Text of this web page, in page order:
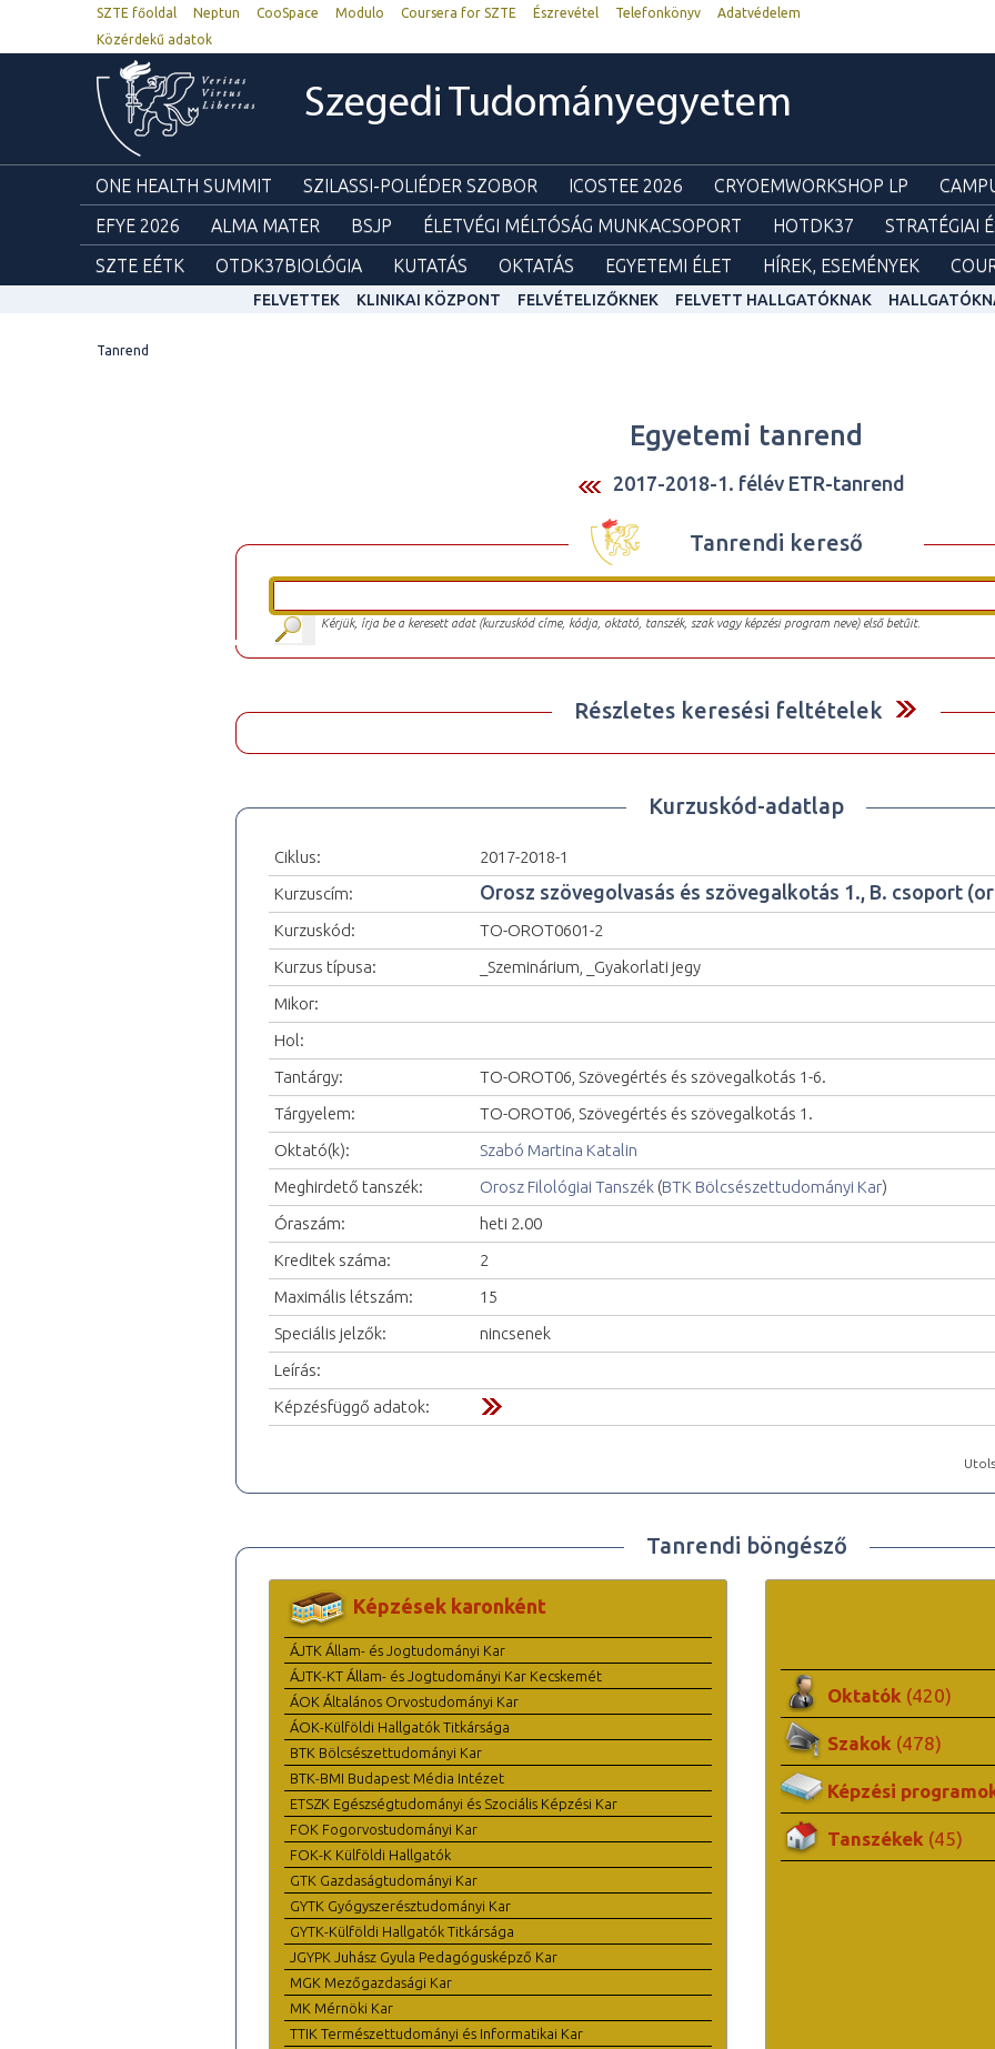
SZTE főoldal Neptun CooSpace Modulo Coursera for SZTE Észrevétel Telefonkönyv
Adatvédelem
Közérdekű adatok
Szegedi Tudományegyetem
ONE HEALTH SUMMIT SZILASSI-POLIÉDER SZOBOR ICOSTEE 2026 CRYOEMWORKSHOP LP
EFYE 2026
ALMA MATER BSJP ÉLETVÉGI MÉLTÓSÁG MUNKACSOPORT HOTDK37 STRATÉGIAI
SZTE EÉTK
OTDK37BIOLÓGIA KUTATÁS OKTATÁS EGYETEMI ÉLET HÍREK, ESEMÉNYEK
FELVETTEK KLINIKAI KÖZPONT FELVÉTELIZŐKNEK FELVETT HALLGATÓKNAK
Tanrend
Egyetemi tanrend
2017-2018-1. félév ETR-tanrend
Tanrendi kereső
Kérjük, írja be a keresett adat (kurzuskód címe, kódja, oktató, tanszék, szak vagy képzési program neve) első betűit.
Részletes keresési feltételek
Kurzuskód-adatlap
Ciklus:
2017-2018-1
Kurzuscím:
Orosz szövegolvasás és szövegalkotás 1., B. csoport
Kurzuskód:
TO-OROT0601-2
Kurzus típusa:
_Szeminárium, _Gyakorlati jegy
Mikor:
Hol:
Tantárgy:
TO-OROT06, Szövegértés és szövegalkotás 1-6.
Tárgyelem:
TO-OROT06, Szövegértés és szövegalkotás 1.
Oktató(k):
Szabó Martina Katalin
Meghirdető tanszék:
Orosz Filológiai Tanszék (BTK Bölcsészettudományi Kar)
Óraszám:
heti 2.00
Kreditek száma:
2
Maximális létszám:
15
Speciális jelzők:
nincsenek
Leírás:
Képzésfüggő adatok:
Tanrendi böngésző
Képzések karonként
ÁJTK Állam- és Jogtudományi Kar
ÁJTK-KT Állam- és Jogtudományi Kar Kecskemét
ÁOK Általános Orvostudományi Kar
ÁOK-Külföldi Hallgatók Titkársága
BTK Bölcsészettudományi Kar
BTK-BMI Budapest Média Intézet
ETSZK Egészségtudományi és Szociális Képzési Kar
FOK Fogorvostudományi Kar
FOK-K Külföldi Hallgatók
GTK Gazdaságtudományi Kar
GYTK Gyógyszerésztudományi Kar
GYTK-Külföldi Hallgatók Titkársága
JGYPK Juhász Gyula Pedagógusképző Kar
MGK Mezőgazdasági Kar
MK Mérnöki Kar
TTIK Természettudományi és Informatikai Kar
Oktatók (420)
Szakok (478)
Képzési
Tanszékek (45)